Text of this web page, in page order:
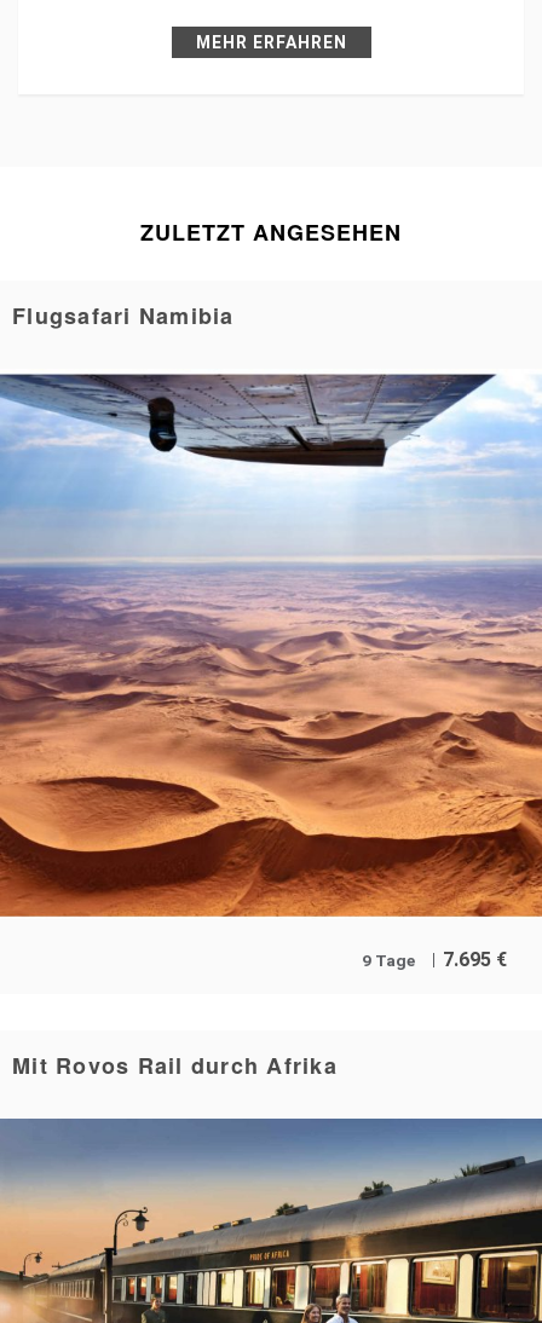
MEHR ERFAHREN
ZULETZT ANGESEHEN
Flugsafari Namibia
9 Tage 7.695 €
Mit Rovos Rail durch Afrika